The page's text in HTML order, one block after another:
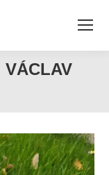
VÁCLAV